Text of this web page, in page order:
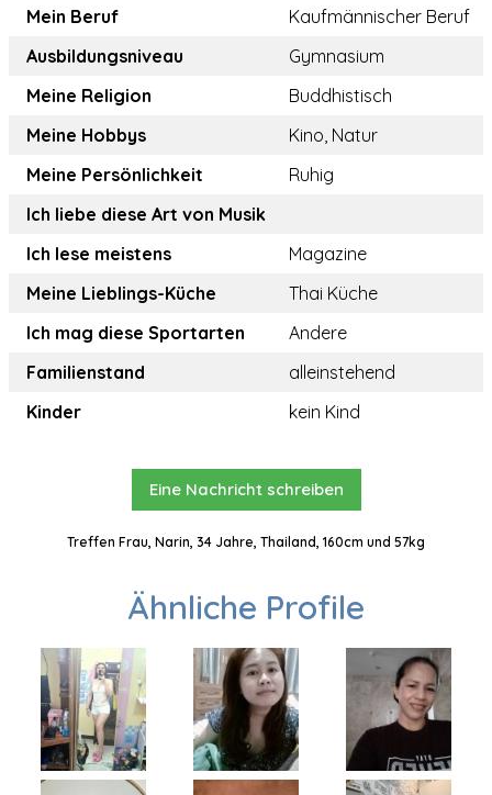
Mein Beruf
Kaufmännischer Beruf
Ausbildungsniveau
Gymnasium
Meine Religion
Buddhistisch
Meine Hobbys
Kino, Natur
Meine Persönlichkeit
Ruhig
Ich liebe diese Art von Musik
Ich lese meistens
Magazine
Meine Lieblings-Küche
Thai Küche
Ich mag diese Sportarten
Andere
Familienstand
alleinstehend
Kinder
kein Kind
Eine Nachricht schreiben
Treffen Frau, Narin, 34 Jahre, Thailand, 160cm und 57kg
Ähnliche Profile